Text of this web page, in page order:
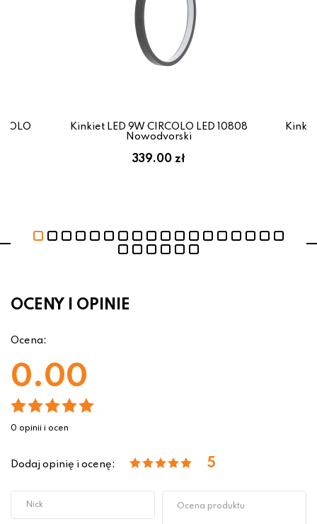
Kinkiet LED 9W CIRCOLO LED 10808
Nowodvorski
339.00 zł
OCENY I OPINIE
Ocena:
0.00
0 opinii i ocen
Dodaj opinię i ocenę: 5